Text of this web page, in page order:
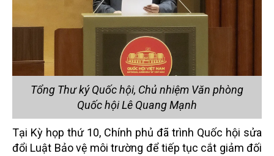
Tổng Thư ký Quốc hội, Chủ nhiệm Văn phòng
Quốc hội Lê Quang Mạnh
Tại Kỳ họp thứ 10, Chính phủ đã trình Quốc hội sửa
đổi Luật Bảo vệ môi trường để tiếp tục cắt giảm đối